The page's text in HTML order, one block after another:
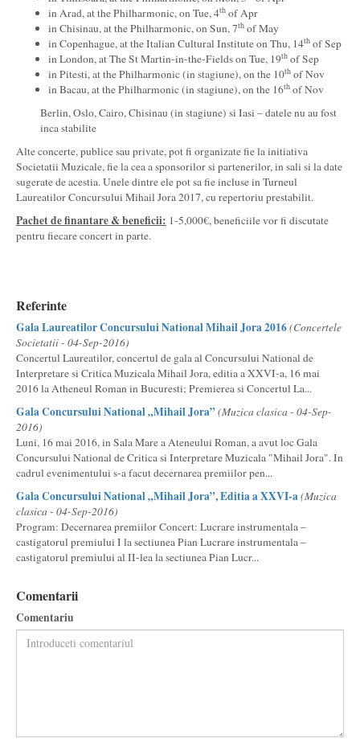
in Arad, at the Philharmonic, on Tue, 4th of Apr
in Chisinau, at the Philharmonic, on Sun, 7th of May
in Copenhague, at the Italian Cultural Institute on Thu, 14th of Sep
in London, at The St Martin-in-the-Fields on Tue, 19th of Sep
in Pitesti, at the Philharmonic (in stagiune), on the 10th of Nov
in Bacau, at the Philharmonic (in stagiune), on the 16th of Nov
Berlin, Oslo, Cairo, Chisinau (in stagiune) si Iasi – datele nu au fost
inca stabilite
Alte concerte, publice sau private, pot fi organizate fie la initiativa
Societatii Muzicale, fie la cea a sponsorilor si partenerilor, in sali si la date
sugerate de acestia. Unele dintre ele pot sa fie incluse in Turneul
Laureatilor Concursului Mihail Jora 2017, cu repertoriu prestabilit.
Pachet de finantare & beneficii: 1-5,000€, beneficiile vor fi discutate
pentru fiecare concert in parte.
Referinte
Gala Laureatilor Concursului National Mihail Jora 2016(Concertele
Societatii - 04-Sep-2016)
Concertul Laureatilor, concertul de gala al Concursului National de
Interpretare si Critica Muzicala Mihail Jora, editia a XXVI-a, 16 mai
2016 la Atheneul Roman in Bucuresti; Premierea si Concertul La...
Gala Concursului National „Mihail Jora”(Muzica clasica - 04-Sep-
2016)
Luni, 16 mai 2016, in Sala Mare a Ateneului Roman, a avut loc Gala
Concursului National de Critica si Interpretare Muzicala "Mihail Jora". In
cadrul evenimentului s-a facut decernarea premiilor pen...
Gala Concursului National „Mihail Jora”, Editia a XXVI-a(Muzica
clasica - 04-Sep-2016)
Program: Decernarea premiilor Concert: Lucrare instrumentala –
castigatorul premiului I la sectiunea Pian Lucrare instrumentala –
castigatorul premiului al II-lea la sectiunea Pian Lucr...
Comentarii
Comentariu